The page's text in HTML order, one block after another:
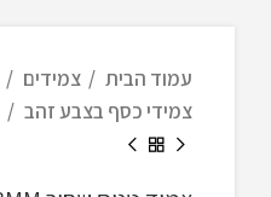
עמוד הבית
צמידים
צמידי כסף בצבע זהב